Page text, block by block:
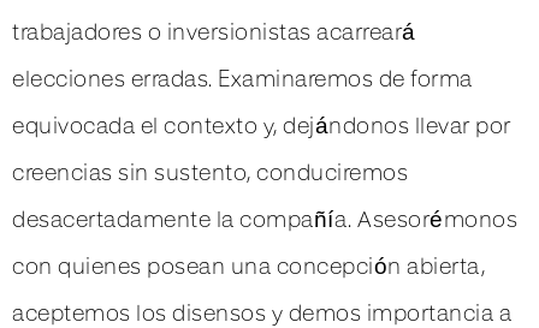
trabajadores o inversionistas acarreará
elecciones erradas. Examinaremos de forma
equivocada el contexto y, dejándonos llevar por
creencias sin sustento, conduciremos
desacertadamente la compañía. Asesorémonos
con quienes posean una concepción abierta,
aceptemos los disensos y demos importancia a